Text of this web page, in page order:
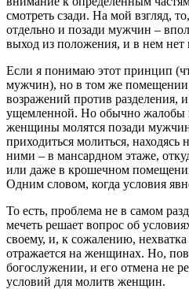
смотреть сзади. На мой взгляд,
отдельно и позади мужчин –
выход из положения, и в нем нет
Если я понимаю этот принцип
мужчин), но в том же
возражений против разделения,
ущемленной. Но обычно жалобы
женщины молятся позади
приходиться молиться, находясь
ними – в мансардном этаже,
или даже в крошечном
Одним словом, когда условия
То есть, проблема не в самом
мечеть решает вопрос об
своему, и, к сожалению,
отражается на женщинах. Но,
богослужении, и его отмена не
условий для молитв женщин.